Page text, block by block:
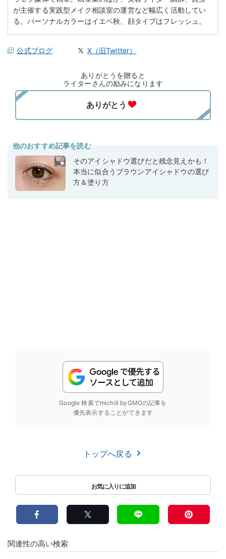
が主催する実践型メイク相談室の運営など幅広く活動してい
る。パーソナルカラーはイエベ秋、顔タイプはフレッシュ。
公式ブログ X（旧Twitter）
ありがとうを贈ると
ライターさんの励みになります
他のおすすめ記事を読む
そのアイシャドウ選びだと残念見えかも！
本当に似合うブラウンアイシャドウの選び
方＆塗り方
Google 検索でmichill byGMOの記事を
優先表示することができます
トップへ戻る